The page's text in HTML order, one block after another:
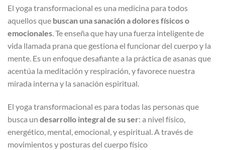
El yoga transformacional es una medicina para todos
aquellos que buscan una sanación a dolores físicos o
emocionales. Te enseña que hay una fuerza inteligente de
vida llamada prana que gestiona el funcionar del cuerpo y la
mente. Es un enfoque desafiante a la práctica de asanas que
acentúa la meditación y respiración, y favorece nuestra
mirada interna y la sanación espiritual.
El yoga transformacional es para todas las personas que
busca un desarrollo integral de su ser: a nivel físico,
energético, mental, emocional, y espiritual. A través de
movimientos y posturas del cuerpo físico